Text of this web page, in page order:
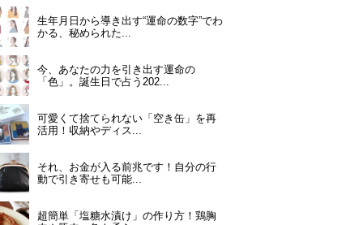
生年月日から導き出す“運命の数字”でわ
かる、秘められた...
今、あなたの力を引き出す運命の
「色」。誕生日で占う202...
可愛くて捨てられない「空き缶」を再
活用！収納やディス...
それ、お金が入る前兆です！自分の行
動で引き寄せも可能...
超簡単「塩糖水漬け」の作り方！鶏胸